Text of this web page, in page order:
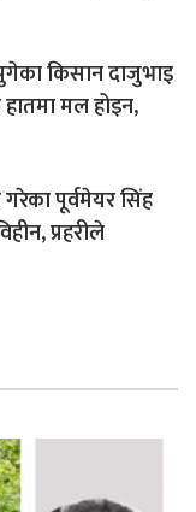
किसान दाजुभाइ
मल होइन,
पूर्वमेयर सिंह
प्रहरीले